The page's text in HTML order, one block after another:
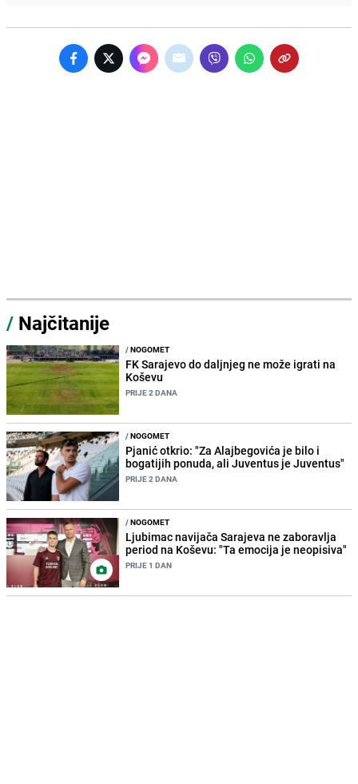
/ Najčitanije
/NOGOMET
FK Sarajevo do daljnjeg ne može igrati na
Koševu
PRIJE 2 DANA
/NOGOMET
Pjanić otkrio: "Za Alajbegovića je bilo i
bogatijih ponuda, ali Juventus je Juventus"
PRIJE 2 DANA
/NOGOMET
Ljubimac navijača Sarajeva ne zaboravlja
period na Koševu: "Ta emocija je neopisiva"
PRIJE 1 DAN